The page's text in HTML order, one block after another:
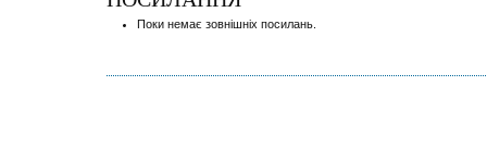
Поки немає зовнішніх посилань.